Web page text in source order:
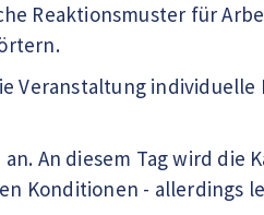
Reaktionsmuster für
Veranstaltung individuelle
an. An diesem Tag wird die
Konditionen - allerdings